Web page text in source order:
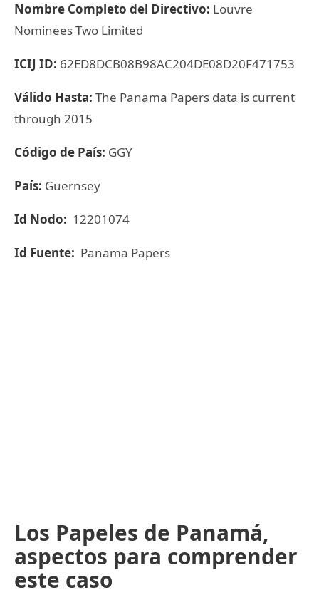
Nombre Completo del Directivo: Louvre
Nominees Two Limited
ICIJ ID: 62ED8DCB08B98AC204DE08D20F471753
Válido Hasta: The Panama Papers data is current
through 2015
Código de País: GGY
País: Guernsey
Id Nodo: 12201074
Id Fuente: Panama Papers
Los Papeles de Panamá,
aspectos para comprender
este caso